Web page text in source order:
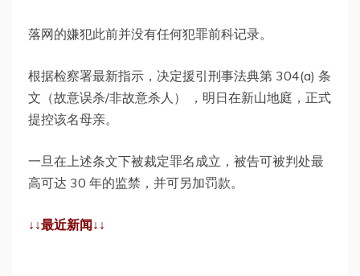
落网的嫌犯此前并没有任何犯罪前科记录。
根据检察署最新指示，决定援引刑事法典第 304(a) 条
文（故意误杀/非故意杀人） ，明日在新山地庭，正式
提控该名母亲。
一旦在上述条文下被裁定罪名成立，被告可被判处最
高可达 30 年的监禁，并可另加罚款。
↓↓最近新闻↓↓